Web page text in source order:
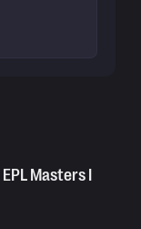
Masters I